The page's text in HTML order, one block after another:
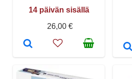
14 päivän sisällä
26,00 €